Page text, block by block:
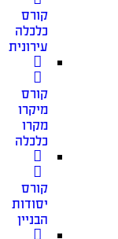
קורס
כלכלה
עירונית
קורס
מיקרו
מקרו
כלכלה
קורס
יסודות
הבניין